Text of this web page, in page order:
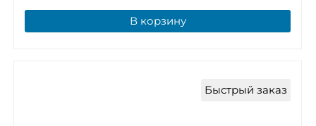
В корзину
Быстрый заказ